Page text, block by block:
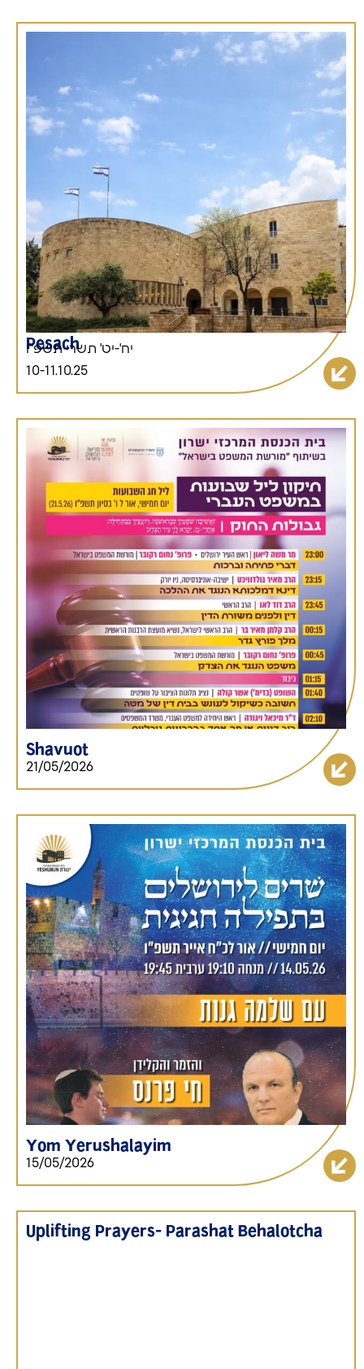
Pesach
יח'-יט' תשרי תשפ"ו
10-11.10.25
Shavuot
21/05/2026
Yom Yerushalayim
15/05/2026
Uplifting Prayers- Parashat Behalotcha